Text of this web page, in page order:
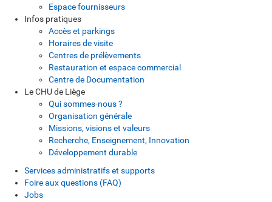
Espace fournisseurs
Infos pratiques
Accès et parkings
Horaires de visite
Centres de prélèvements
Restauration et espace commercial
Centre de Documentation
Le CHU de Liège
Qui sommes-nous ?
Organisation générale
Missions, visions et valeurs
Recherche, Enseignement, Innovation
Développement durable
Services administratifs et supports
Foire aux questions (FAQ)
Jobs